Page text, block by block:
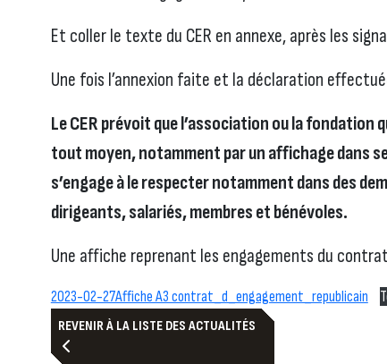
Et coller le texte du CER en annexe, après les
Une fois l’annexion faite et la déclaration
Le CER prévoit que l’association ou la
tout moyen, notamment par un affichage dans
s’engage à le respecter notamment dans des
dirigeants, salariés, membres et bénévoles.
Une affiche reprenant les engagements du
2023-02-27Affiche A3 contrat_d_engagement_republicain
REVENIR À LA LISTE DES ACTUALITÉS